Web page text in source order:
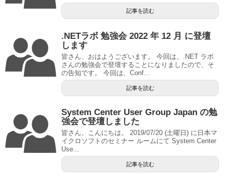
記事を読む
.NETラボ 勉強会 2022 年 12 月 に登壇
します
皆さん、おはようございます。 今回は、.NET ラボ
さんの勉強会で登壇することになりましたので、そ
の告知です。 今回は、Conf...
記事を読む
System Center User Group Japan の勉
強会で登壇しました
皆さん、こんにちは。 2019/07/20 (土曜日) に日本マ
イクロソフトのセミナー ルームにて System Center
Use...
記事を読む